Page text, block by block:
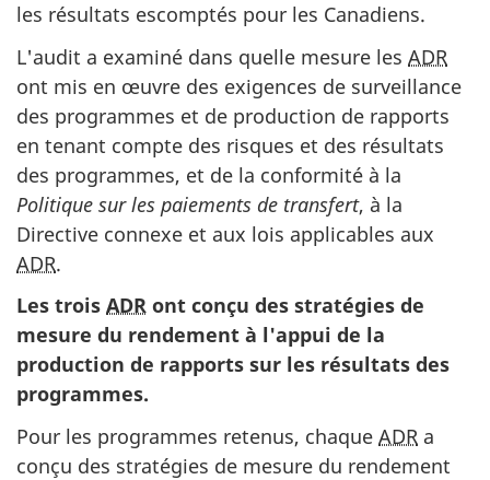
les résultats escomptés pour les Canadiens.
L'audit a examiné dans quelle mesure les ADR
ont mis en œuvre des exigences de surveillance
des programmes et de production de rapports
en tenant compte des risques et des résultats
des programmes, et de la conformité à la
Politique sur les paiements de transfert, à la
Directive connexe et aux lois applicables aux
ADR.
Les trois ADR ont conçu des stratégies de
mesure du rendement à l'appui de la
production de rapports sur les résultats des
programmes.
Pour les programmes retenus, chaque ADR a
conçu des stratégies de mesure du rendement